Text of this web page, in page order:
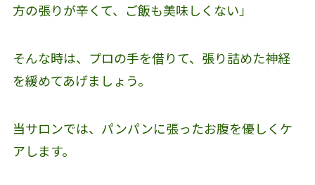
方の張りが辛くて、ご飯も美味しくない」
そんな時は、プロの手を借りて、張り詰めた神経
を緩めてあげましょう。
当サロンでは、パンパンに張ったお腹を優しくケ
アします。